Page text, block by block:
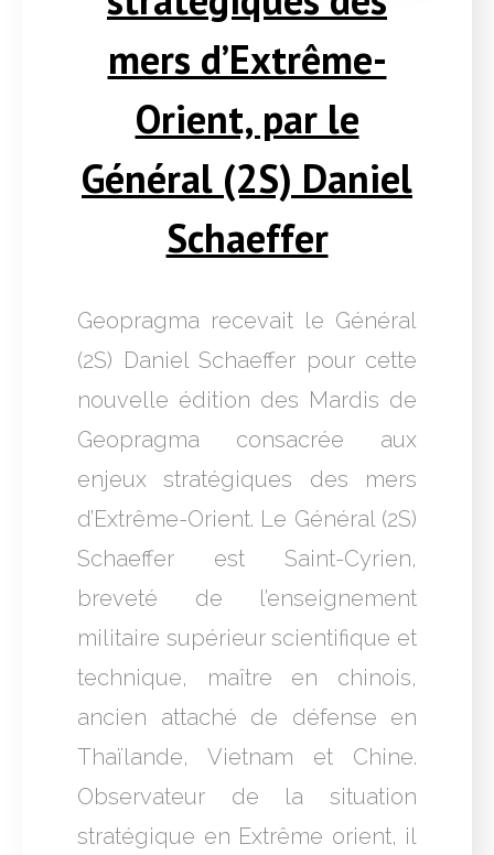
mers d’Extrême-
Orient, par le
Général (2S) Daniel
Schaeffer
Geopragma recevait le Général
(2S) Daniel Schaeffer pour cette
nouvelle édition des Mardis de
Geopragma consacrée aux
enjeux stratégiques des mers
d’Extrême-Orient. Le Général (2S)
Schaeffer est Saint-Cyrien,
breveté de l’enseignement
militaire supérieur scientifique et
technique, maître en chinois,
ancien attaché de défense en
Thaïlande, Vietnam et Chine.
Observateur de la situation
stratégique en Extrême orient, il